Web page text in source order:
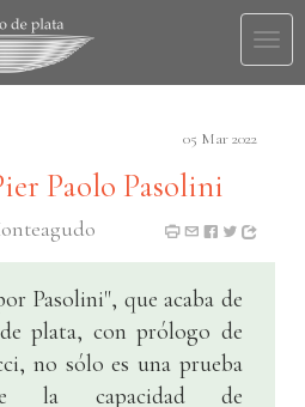
05 Mar 2022
Paolo Pasolini
Pasolini", que acaba de
plata, con prólogo de
no sólo es una prueba
la capacidad de